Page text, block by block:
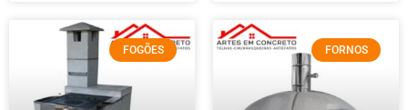
FOGÕES FORNOS